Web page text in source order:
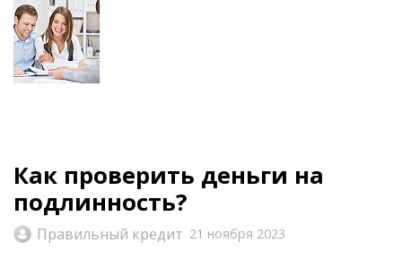
Как проверить деньги на
подлинность?
Правильный кредит 21 ноября 2023